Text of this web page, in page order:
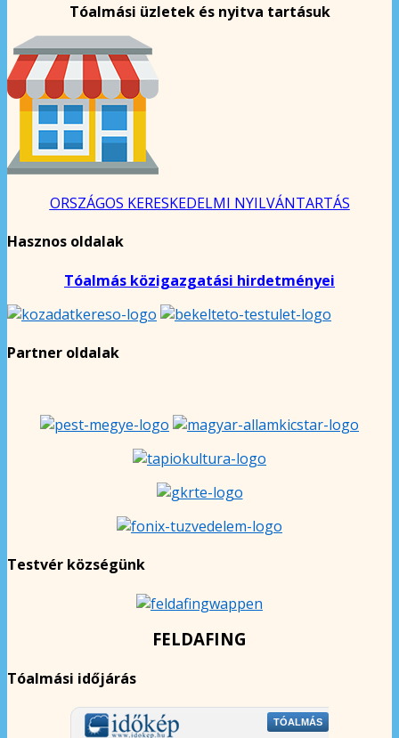
Tóalmási üzletek és nyitva tartásuk
ORSZÁGOS KERESKEDELMI NYILVÁNTARTÁS
Hasznos oldalak
Tóalmás közigazgatási hirdetményei
Partner oldalak
Testvér községünk
FELDAFING
Tóalmási időjárás